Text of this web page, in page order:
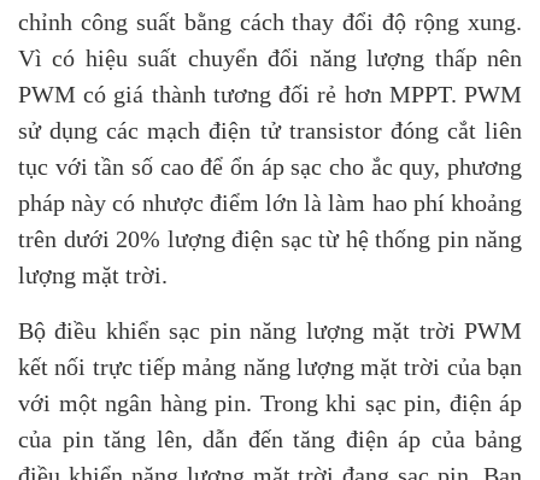
chỉnh công suất bằng cách thay đổi độ rộng xung.
Vì có hiệu suất chuyển đổi năng lượng thấp nên
PWM có giá thành tương đối rẻ hơn MPPT. PWM
sử dụng các mạch điện tử transistor đóng cắt liên
tục với tần số cao để ổn áp sạc cho ắc quy, phương
pháp này có nhược điểm lớn là làm hao phí khoảng
trên dưới 20% lượng điện sạc từ hệ thống pin năng
lượng mặt trời.
Bộ điều khiển sạc pin năng lượng mặt trời PWM
kết nối trực tiếp mảng năng lượng mặt trời của bạn
với một ngân hàng pin. Trong khi sạc pin, điện áp
của pin tăng lên, dẫn đến tăng điện áp của bảng